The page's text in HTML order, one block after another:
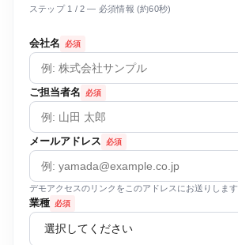
ステップ 1 / 2 — 必須情報 (約60秒)
会社名 必須
ご担当者名 必須
メールアドレス 必須
デモアクセスのリンクをこのアドレスにお送りします
業種 必須